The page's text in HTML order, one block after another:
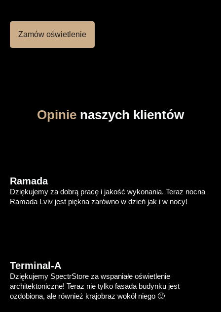
Zamów oświetlenie
Opinie naszych klientów
Ramada
Dziękujemy za dobrą pracę i jakość wykonania. Teraz nocna
Ramada Lviv jest piękna zarówno w dzień jak i w nocy!
Terminal-A
Dziękujemy SpectrStore za wspaniałe oświetlenie
architektoniczne! Teraz nie tylko fasada budynku jest
ozdobiona, ale również krajobraz wokół niego 🙂